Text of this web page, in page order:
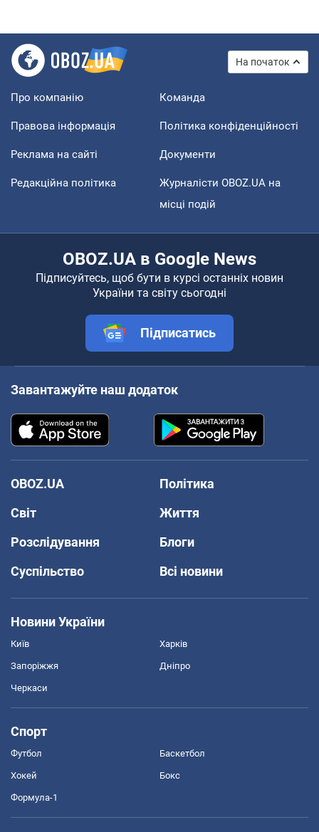
На початок
Про компанію Команда
Правова інформація Політика конфіденційності
Реклама на сайті Документи
Редакційна політика
Журналісти OBOZ.UA на
місці подій
OBOZ.UA в Google News
Підписуйтесь, щоб бути в курсі останніх новин
України та світу сьогодні
Підписатись
Завантажуйте наш додаток
OBOZ.UA
Політика
Світ
Життя
Розслідування
Блоги
Суспільство
Всі новини
Новини України
Київ Харків
Запоріжжя Дніпро
Черкаси
Спорт
Футбол Баскетбол
Хокей Бокс
Формула-1